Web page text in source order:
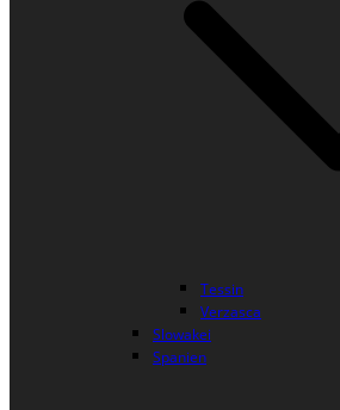
Tessin
Verzasca
Slowakei
Spanien